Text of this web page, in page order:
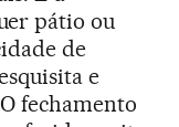
pátio ou
de
e
fechamento